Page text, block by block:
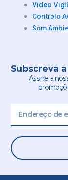
Vídeo
Controlo
Som
Subscreva
Assine a